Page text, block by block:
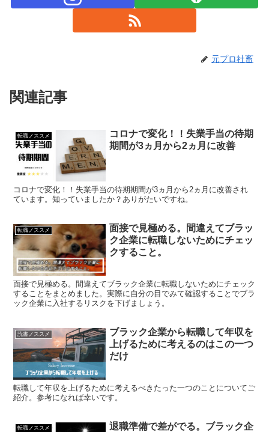
元プロ社畜
関連記事
転職ノススメ
コロナで変化！！失業手当の待期
期間が3ヵ月から2ヵ月に改善
コロナで変化！！失業手当の待期期間が3ヵ月から2ヵ月に改善され
ています。知っていましたか？ありがたいですね。
転職ノススメ
面接で見極める。間違えてブラッ
ク企業に転職しないためにチェッ
クすること。
面接で見極める。間違えてブラック企業に転職しないためにチェック
することをまとめました。実際に自分の目でみて確認することでブラ
ック企業に入社するリスクを下げましょう。
読書ノススメ
ブラック企業から転職して年収を
上げるために考えるのはこの一つ
だけ
転職して年収を上げるために考えるべきたった一つのことについてご
紹介。参考になれば幸いです。
転職ノススメ
退職準備で差がでる。ブラック企